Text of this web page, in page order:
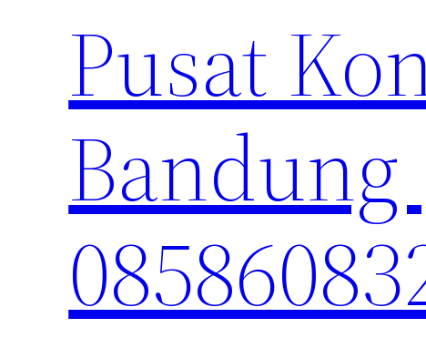
Pusat
Bandung